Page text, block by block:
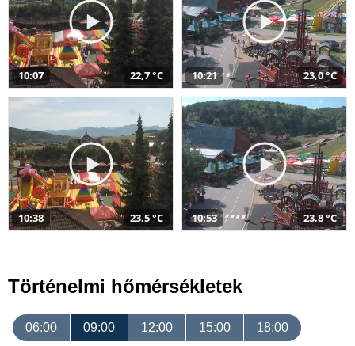
10:07 22,7 °C 10:21 23,0 °C
10:38 23,5 °C 10:53 23,8 °C
Történelmi hőmérsékletek
06:00 09:00 12:00 15:00 18:00